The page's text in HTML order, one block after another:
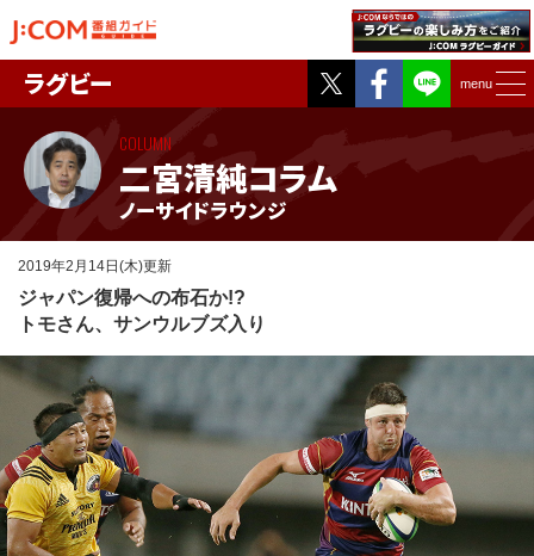
Twitter
Facebook
menu
ラグビー
二宮清純コラム
ノーサイドラウンジ
COLUMN
2019年2月14日(木)更新
ジャパン復帰への布石か!?
トモさん、サンウルブズ入り